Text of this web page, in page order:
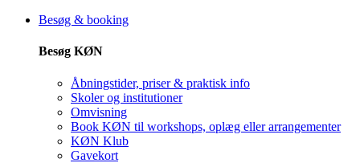
Besøg & booking
Besøg KØN
Åbningstider, priser & praktisk info
Skoler og institutioner
Omvisning
Book KØN til workshops, oplæg eller arrangementer
KØN Klub
Gavekort